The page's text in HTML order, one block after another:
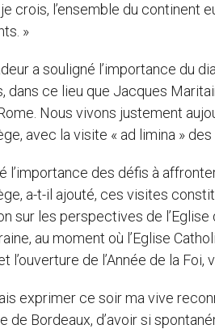
crois, l’ensemble du continent
»
a souligné l’importance du
dans ce lieu que Jacques
Nous vivons justement
avec la visite « ad limina »
l’importance des défis à
a-t-il ajouté, ces visites
sur les perspectives de
au moment où l’Eglise
l’ouverture de l’Année de la Foi,
exprimer ce soir ma vive
de Bordeaux, d’avoir si